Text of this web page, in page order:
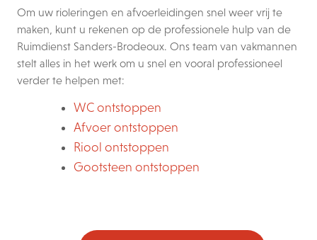
Om uw rioleringen en afvoerleidingen snel weer vrij te
maken, kunt u rekenen op de professionele hulp van de
Ruimdienst Sanders-Brodeoux. Ons team van vakmannen
stelt alles in het werk om u snel en vooral professioneel
verder te helpen met:
WC ontstoppen
Afvoer ontstoppen
Riool ontstoppen
Gootsteen ontstoppen